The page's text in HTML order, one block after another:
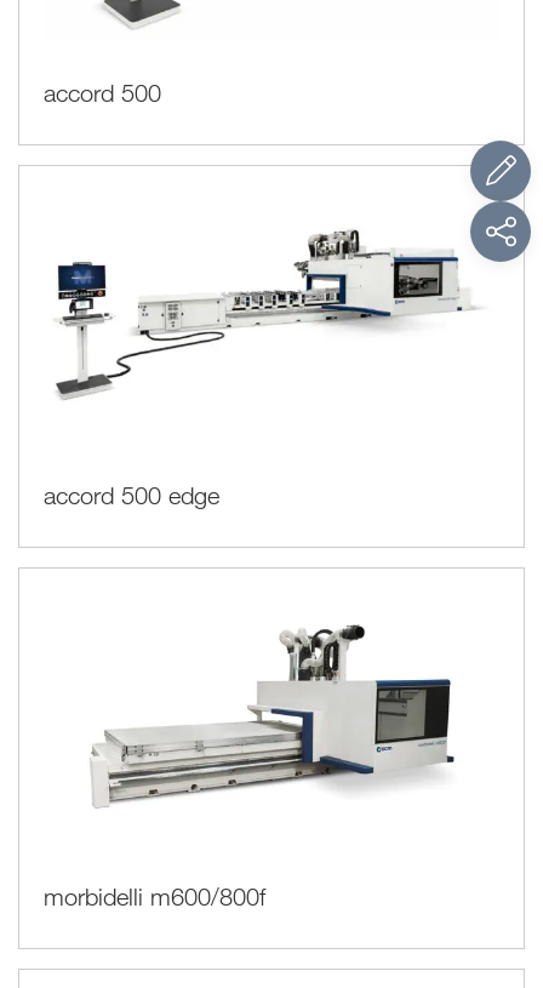
accord 500
accord 500 edge
morbidelli m600/800f